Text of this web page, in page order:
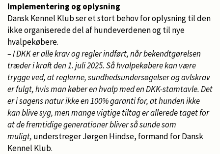
Implementering og oplysning
Dansk Kennel Klub ser et stort behov for oplysning til den
ikke organiserede del af hundeverdenen og til nye
hvalpekøbere.
– I DKK er alle krav og regler indført, når bekendtgørelsen
træder i kraft den 1. juli 2025. Så hvalpekøbere kan være
trygge ved, at reglerne, sundhedsundersøgelser og avlskrav
er fulgt, hvis man køber en hvalp med en DKK-stamtavle. Det
er i sagens natur ikke en 100% garanti for, at hunden ikke
kan blive syg, men mange vigtige tiltag er allerede taget for
at de fremtidige generationer bliver så sunde som
muligt, understreger Jørgen Hindse, formand for Dansk
Kennel Klub.